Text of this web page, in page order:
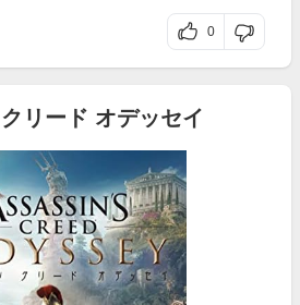
0
リード オデッセイ